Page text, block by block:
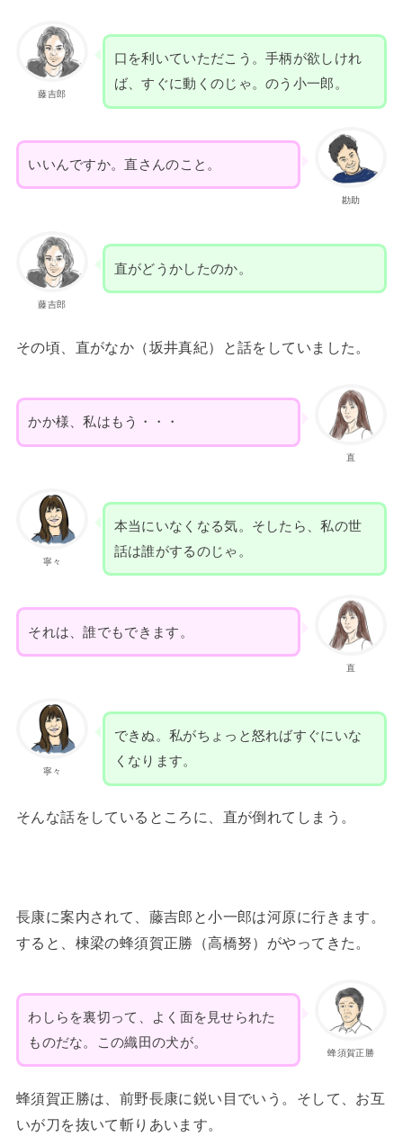
藤吉郎
口を利いていただこう。手柄が欲しけれ
ば、すぐに動くのじゃ。のう小一郎。
勘助
いいんですか。直さんのこと。
藤吉郎
直がどうかしたのか。
その頃、直がなか（坂井真紀）と話をしていました。
直
かか様、私はもう・・・
寧々
本当にいなくなる気。そしたら、私の世
話は誰がするのじゃ。
直
それは、誰でもできます。
寧々
できぬ。私がちょっと怒ればすぐにいな
くなります。
そんな話をしているところに、直が倒れてしまう。
長康に案内されて、藤吉郎と小一郎は河原に行きます。
すると、棟梁の蜂須賀正勝（高橋努）がやってきた。
蜂須賀正勝
わしらを裏切って、よく面を見せられた
ものだな。この織田の犬が。
蜂須賀正勝は、前野長康に鋭い目でいう。そして、お互
いが刀を抜いて斬りあいます。